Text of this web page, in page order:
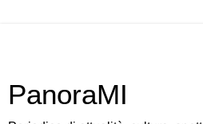
PanoraMI